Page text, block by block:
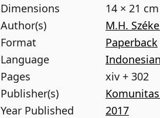
Dimensions
14 × 21 cm
Author(s)
M.H.
Format
Paperback
Language
Indonesian
Pages
xiv + 302
Publisher(s)
Year Published
2017